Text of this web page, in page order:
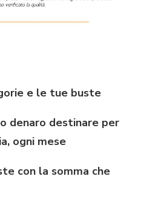
e le tue buste
denaro destinare per
ogni mese
con la somma che